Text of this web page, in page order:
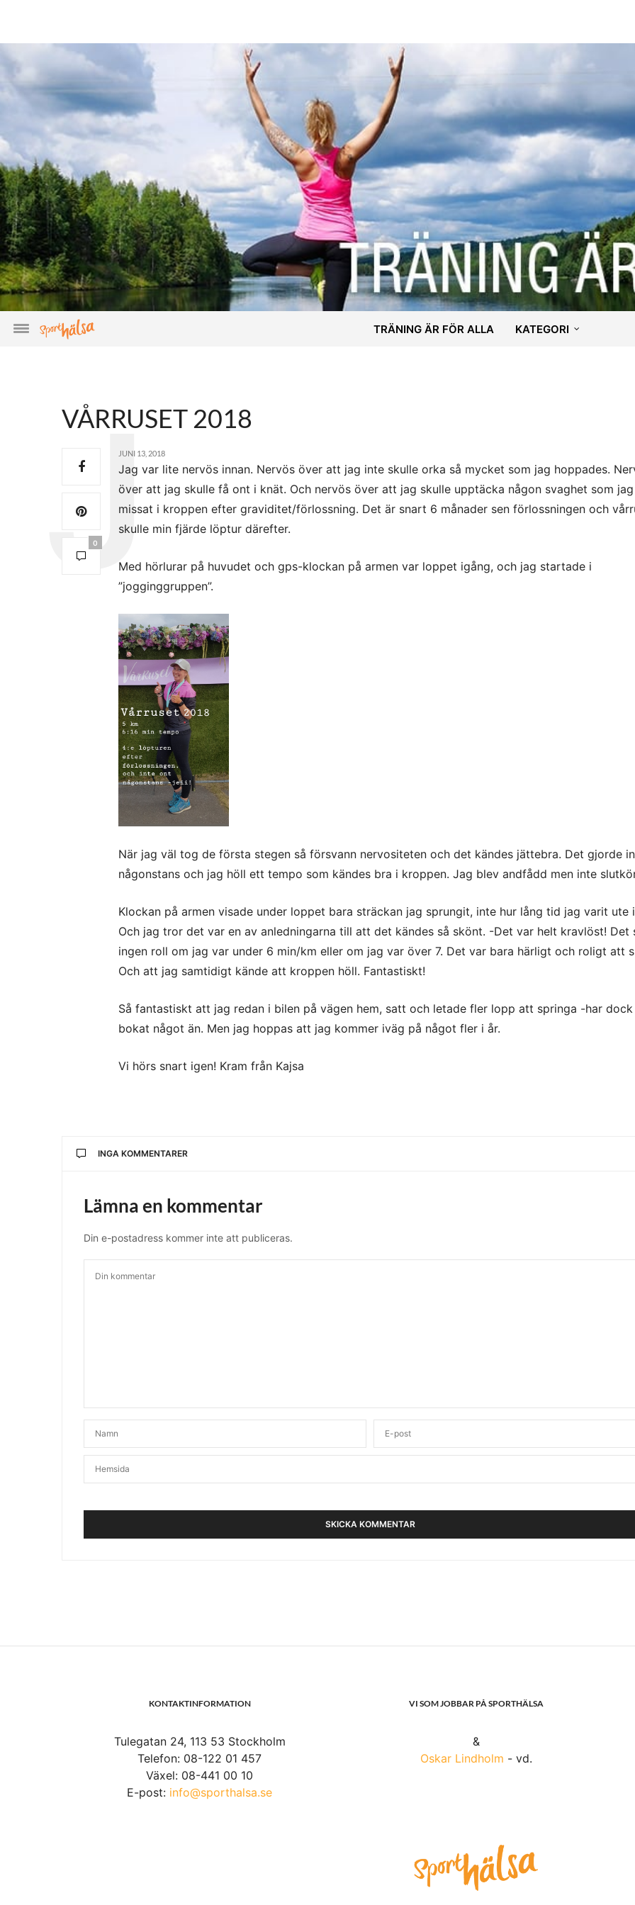
TRÄNING ÄR FÖR ALLA KATEGORI
VÅRRUSET 2018
0
JUNI 13, 2018
Jag var lite nervös innan. Nervös över att jag inte skulle orka så mycket som jag hoppades.
över att jag skulle få ont i knät. Och nervös över att jag skulle upptäcka någon svaghet som
missat i kroppen efter graviditet/förlossning. Det är snart 6 månader sen förlossningen och
skulle min fjärde löptur därefter.
Med hörlurar på huvudet och gps-klockan på armen var loppet igång, och jag startade i
”jogginggruppen”.
När jag väl tog de första stegen så försvann nervositeten och det kändes jättebra. Det gjorde
någonstans och jag höll ett tempo som kändes bra i kroppen. Jag blev andfådd men inte
Klockan på armen visade under loppet bara sträckan jag sprungit, inte hur lång tid jag varit ute
Och jag tror det var en av anledningarna till att det kändes så skönt. -Det var helt kravlöst! Det
ingen roll om jag var under 6 min/km eller om jag var över 7. Det var bara härligt och roligt att
Och att jag samtidigt kände att kroppen höll. Fantastiskt!
Så fantastiskt att jag redan i bilen på vägen hem, satt och letade fler lopp att springa -har
bokat något än. Men jag hoppas att jag kommer iväg på något fler i år.
Vi hörs snart igen! Kram från Kajsa
INGA KOMMENTARER
Lämna en kommentar
Din e-postadress kommer inte att publiceras.
KONTAKTINFORMATION
Tulegatan 24, 113 53 Stockholm
Telefon: 08-122 01 457
Växel: 08-441 00 10
E-post: info@sporthalsa.se
VI SOM JOBBAR PÅ SPORTHÄLSA
&
Oskar Lindholm - vd.